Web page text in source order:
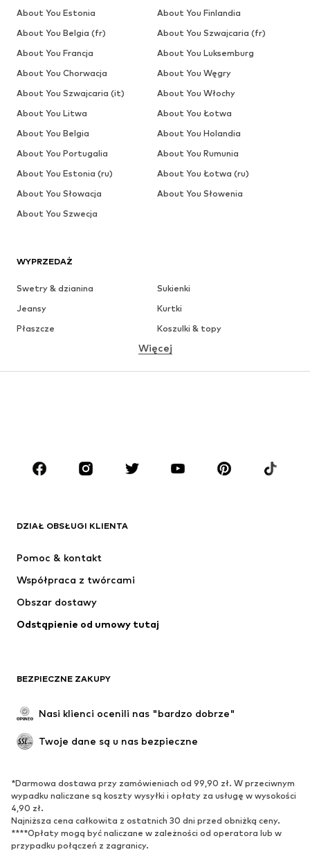
WYPRZEDAŻ
Swetry & dzianina
Sukienki
Jeansy
Kurtki
Płaszcze
Koszulki & topy
Bielizna
Akcesoria
Premium
Nowości
Kurtki
Bielizna
Płaszcze
Spódnice
Specjalne okazje
Nowości
Na czasie
Trampki & sneakersy
Czółenka & buty na obcasie
Kozaki
Sandały
Więcej
DZIAŁ OBSŁUGI KLIENTA
Pomoc & kontakt
Współpraca z twórcami
Obszar dostawy
Odstąpienie od umowy tutaj
BEZPIECZNE ZAKUPY
Nasi klienci ocenili nas "bardzo dobrze"
Twoje dane są u nas bezpieczne
*Darmowa dostawa przy zamówieniach od 99,90 zł. W przeciwnym
wypadku naliczane są koszty wysyłki i opłaty za usługę w wysokości
4,90 zł.
Najniższa cena całkowita z ostatnich 30 dni przed obniżką ceny.
****Opłaty mogą być naliczane w zależności od operatora lub w
przypadku połączeń z zagranicy.
About You Estonia
About You Finlandia
About You Belgia (fr)
About You Szwajcaria (fr)
About You Francja
About You Luksemburg
About You Chorwacja
About You Węgry
About You Szwajcaria (it)
About You Włochy
About You Litwa
About You Łotwa
About You Belgia
About You Holandia
About You Portugalia
About You Rumunia
About You Estonia (ru)
About You Łotwa (ru)
About You Słowacja
About You Słowenia
About You Szwecja